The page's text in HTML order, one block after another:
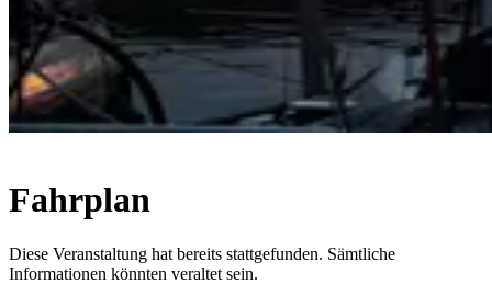
Fahrplan
Diese Veranstaltung hat bereits stattgefunden. Sämtliche
Informationen könnten veraltet sein.